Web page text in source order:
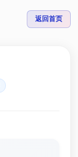
返回首页